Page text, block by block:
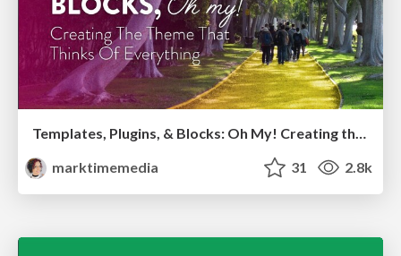
Templates, Plugins, & Blocks: Oh My! Creating the theme that thinks of everything
marktimemedia
31 2.8k